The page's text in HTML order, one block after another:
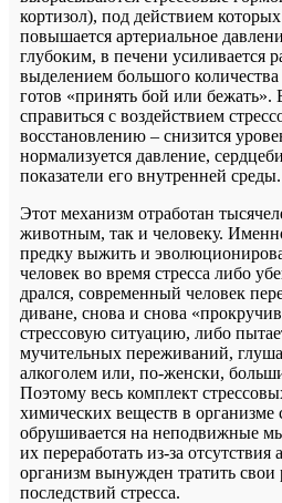
кортизол), под действием
повышается артериальное
глубоким, в печени усиливается
выделением большого
готов «принять бой или бежать».
справиться с воздействием
восстановлению – снизится
нормализуется давление,
показатели его внутренней среды.
Этот механизм отработан
животным, так и человеку.
предку выжить и
человек во время стресса либо
дрался, современный человек
диване, снова и снова
стрессовую ситуацию, либо
мучительных переживаний,
алкоголем или, по-женски,
Поэтому весь комплект
химических веществ в организме
обрушивается на неподвижные
их переработать из-за
организм вынужден тратить свои
последствий стресса.